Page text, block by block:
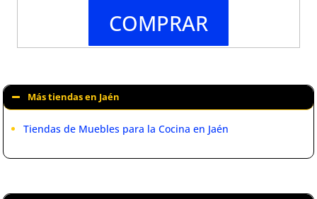
COMPRAR
Más tiendas en Jaén
Tiendas de Muebles para la Cocina en Jaén